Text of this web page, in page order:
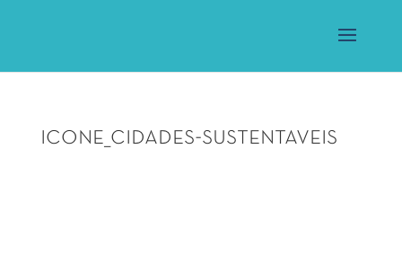
icone_cidades-sustentaveis